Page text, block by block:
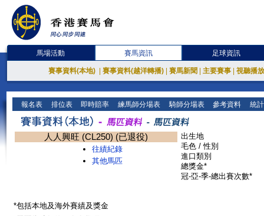
馬場活動 賽馬資訊 足球資訊
賽事資料(本地) 賽事資料(越洋轉播) 賽馬新聞 主要賽事 視聽播
報名表 排位表 即時賠率 練馬師分場表 騎師分場表 參考資料 統
人人興旺 (CL250) (已退役)
往績紀錄
其他馬匹
出生地
毛色 / 性別
進口類別
總獎金*
冠-亞-季-總出賽次數*
*包括本地及海外賽績及獎金